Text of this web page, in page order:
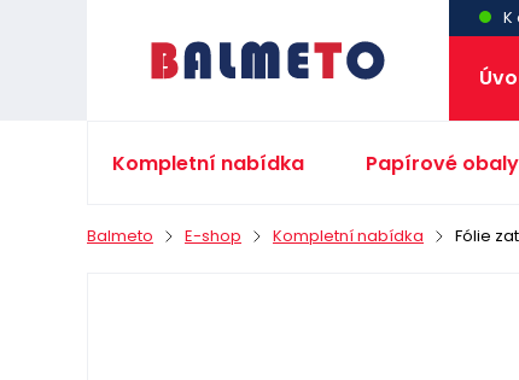
K
Kompletní nabídka Papírové obaly
Balmeto E-shop Kompletní nabídka Fólie